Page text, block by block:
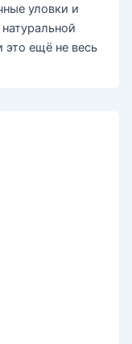
уловки и
это ещё не весь